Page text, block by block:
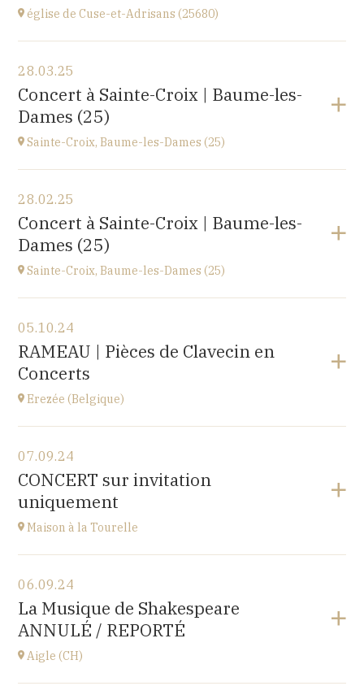
église de Cuse-et-Adrisans (25680)
Cuse-et-Adrisans
(25680)
à18H30
28.03.25
Concert à Sainte-Croix | Baume-les-
Dames (25)
Sainte-Croix, Baume-les-Dames (25)
EHPAD du Centre hospitalier Sainte-Croix,
1 avenue du Président Kennedy, 25110 BAUME-LES-
DAMES
28.02.25
Concert à Sainte-Croix | Baume-les-
Dames (25)
Sainte-Croix, Baume-les-Dames (25)
EHPAD du Centre hospitalier Sainte-Croix,
1 avenue du Président Kennedy, 25110 BAUME-LES-
DAMES
05.10.24
RAMEAU | Pièces de Clavecin en
Concerts
Erezée (Belgique)
Chapelle de Fisenne
Rue de l'Église, 6997 Erezée, BELGIQUE
à11H
Accéder au site
07.09.24
CONCERT sur invitation
uniquement
Maison à la Tourelle
Maison à la Tourelle
10 place de la Loi, 25110 BAUME-LES-DAMES
à17H00
06.09.24
La Musique de Shakespeare
ANNULÉ / REPORTÉ
Aigle (CH)